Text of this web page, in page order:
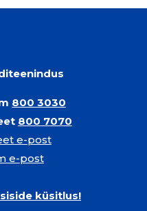
800 3030
800 7070
e-post
e-post
küsitlus!